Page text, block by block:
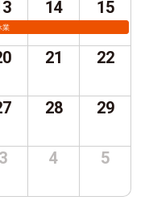
業
14 15
21 22
28 29
3 4 5